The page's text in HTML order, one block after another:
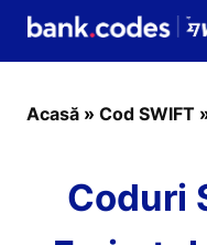
Acasă » Cod SWIFT
Coduri